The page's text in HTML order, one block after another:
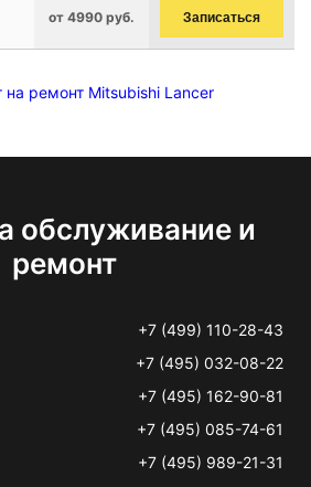
от 4990 руб. Записаться
на ремонт Mitsubishi Lancer
обслуживание и
ремонт
+7 (499) 110-28-43
+7 (495) 032-08-22
+7 (495) 162-90-81
+7 (495) 085-74-61
+7 (495) 989-21-31